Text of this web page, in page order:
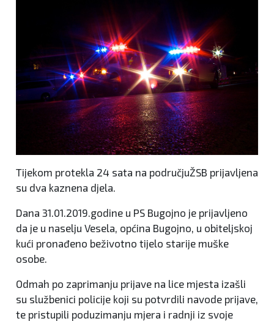
Tijekom protekla 24 sata na područjuŽSB prijavljena
su dva kaznena djela.
Dana 31.01.2019.godine u PS Bugojno je prijavljeno
da je u naselju Vesela, općina Bugojno, u obiteljskoj
kući pronađeno beživotno tijelo starije muške
osobe.
Odmah po zaprimanju prijave na lice mjesta izašli
su službenici policije koji su potvrdili navode prijave,
te pristupili poduzimanju mjera i radnji iz svoje